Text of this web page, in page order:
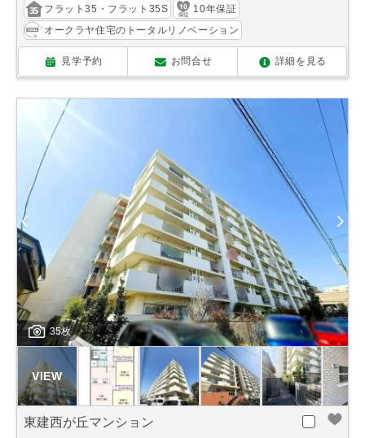
フラット35・フラット35S
10年保証
オークラヤ住宅のトータルリノベーション
見学予約 お問合せ 詳細を見る
35枚
東建西が丘マンション